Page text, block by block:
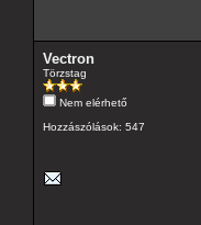
Vectron
Törzstag
Nem elérhető
Hozzászólások: 547